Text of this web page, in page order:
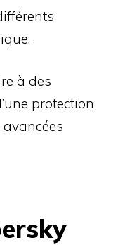
à des
protection